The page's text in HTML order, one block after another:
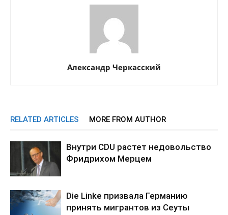
Александр Черкасский
RELATED ARTICLES MORE FROM AUTHOR
Внутри CDU растет недовольство
Фридрихом Мерцем
Die Linke призвала Германию
принять мигрантов из Сеуты